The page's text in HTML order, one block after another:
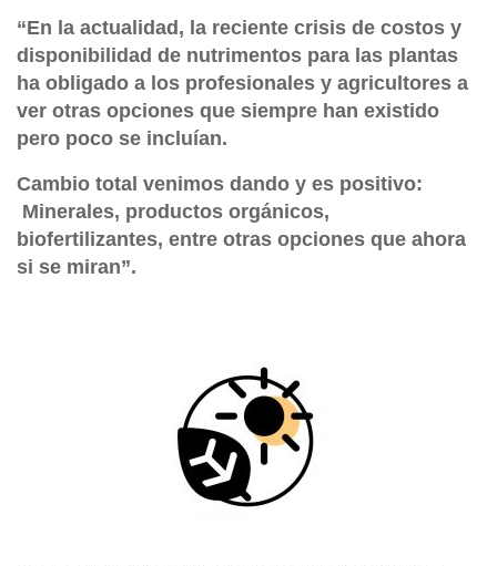
“En la actualidad, la reciente crisis de costos y
disponibilidad de nutrimentos para las plantas
ha obligado a los profesionales y agricultores a
ver otras opciones que siempre han existido
pero poco se incluían.
Cambio total venimos dando y es positivo:
Minerales, productos orgánicos,
biofertilizantes, entre otras opciones que ahora
si se miran”.